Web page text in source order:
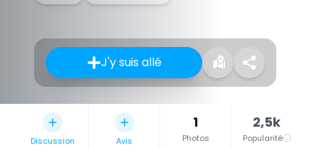
J'y suis allé
Discussion Avis
1
Photos
2,5k
Popularité